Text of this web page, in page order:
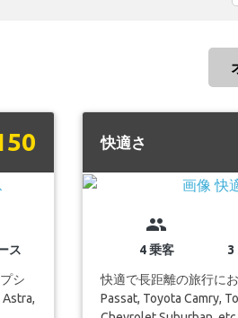
ス
シ
Astra,
快適さ
group
4 乗客 3
快適で長距離の旅行に
Passat, Toyota Camry,